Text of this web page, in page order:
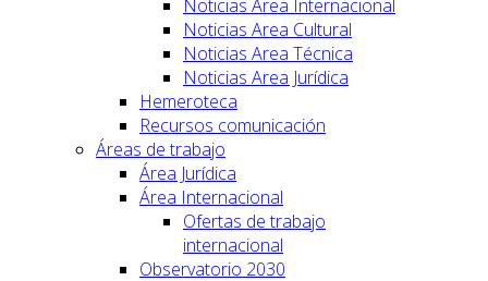
Noticias Area Internacional
Noticias Area Cultural
Noticias Area Técnica
Noticias Area Jurídica
Hemeroteca
Recursos comunicación
Áreas de trabajo
Área Jurídica
Área Internacional
Ofertas de trabajo
internacional
Observatorio 2030